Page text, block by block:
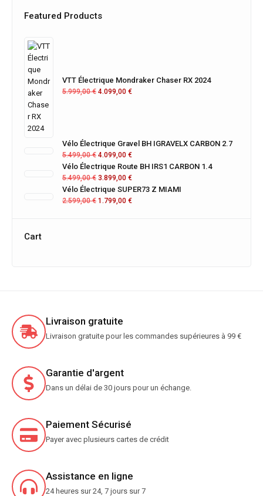
Featured Products
VTT Électrique Mondraker Chaser RX 2024
5.999,00€ 4.099,00 €
Vélo Électrique Gravel BH IGRAVELX CARBON 2.7
5.499,00€ 4.099,00 €
Vélo Électrique Route BH IRS1 CARBON 1.4
5.499,00€ 3.899,00 €
Vélo Électrique SUPER73 Z MIAMI
2.599,00€ 1.799,00 €
Cart
Livraison gratuite
Livraison gratuite pour les commandes supérieures à 99 €
Garantie d'argent
Dans un délai de 30 jours pour un échange.
Paiement Sécurisé
Payer avec plusieurs cartes de crédit
Assistance en ligne
24 heures sur 24, 7 jours sur 7